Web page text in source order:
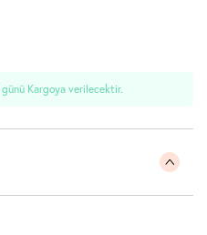
günü Kargoya verilecektir.